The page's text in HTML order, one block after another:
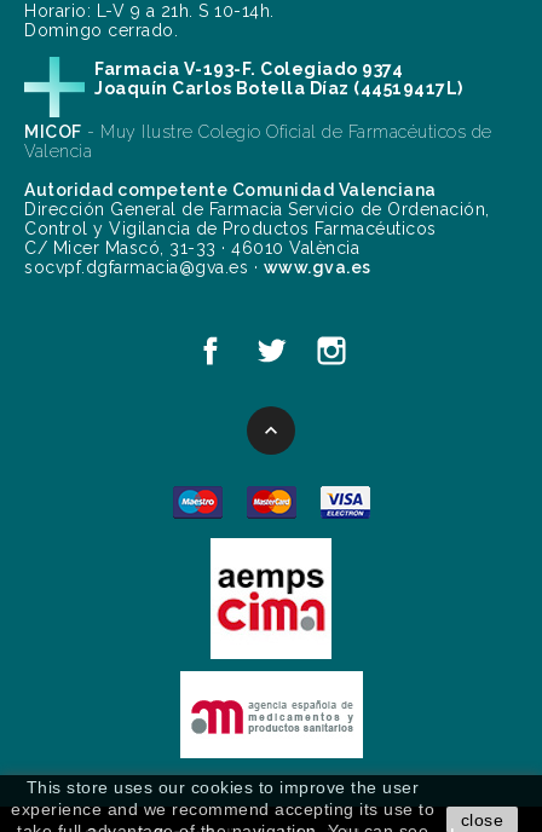
Horario: L-V 9 a 21h. S 10-14h.
Domingo cerrado.
Farmacia V-193-F. Colegiado 9374
Joaquín Carlos Botella Díaz (44519417L)
MICOF - Muy Ilustre Colegio Oficial de Farmacéuticos de
Valencia
Autoridad competente Comunidad Valenciana
Dirección General de Farmacia Servicio de Ordenación,
Control y Vigilancia de Productos Farmacéuticos
C/ Micer Mascó, 31-33 · 46010 València
socvpf.dgfarmacia@gva.es · www.gva.es
This store uses our cookies to improve the user
experience and we recommend accepting its use to
close
